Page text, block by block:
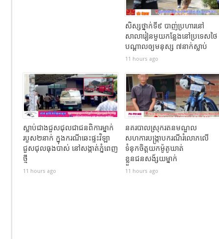
សិស្សថ្នាក់ទី៩ បាញ់ប្រហារនៅ
សាលារៀនមួយកន្លែងនៅប្រទេសថៃ
បណ្តាលឲ្យមនុស្ស ៧នាក់ស្លាប់
11 hours ago
ស្លាប់ជាងជួសជុលជាជនពិការម្នាក់
របួស២នាក់ ក្នុងករណីឆេះផ្ទះវិឡា
ជួសជុលធុងបាស់ នៅសង្កាត់ភ្នំពេញ
ថ្មី
11 hours ago
នគរបាលស្រុករតនមណ្ឌល
សហការបង្រ្កាបករណីរំលោភលើ
ទំនុកចិត្តយកម៉ូតូឃាត់
ខ្លួនជនសង័្សយម្នាក់
11 hours ago